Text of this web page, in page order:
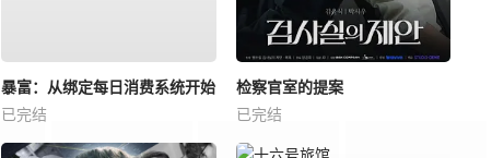
暴富：从绑定每日消费系统开始
已完结
检察官室的提案
已完结